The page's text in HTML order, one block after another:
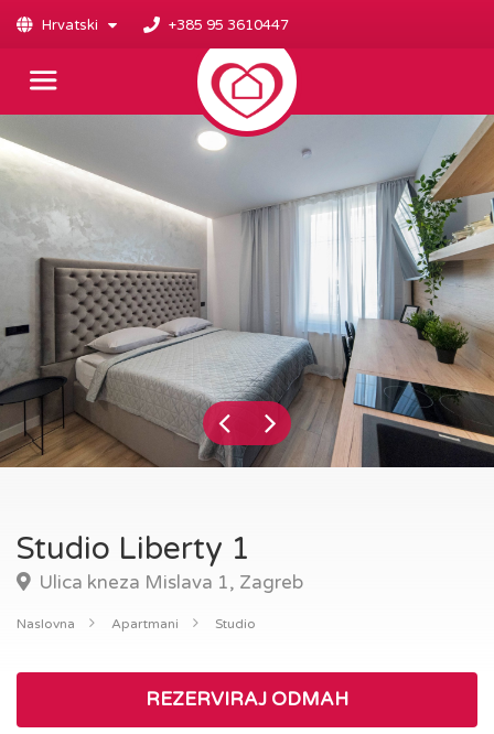
Hrvatski +385 95 3610447
Studio Liberty 1
Ulica kneza Mislava 1, Zagreb
Naslovna Apartmani Studio
REZERVIRAJ ODMAH